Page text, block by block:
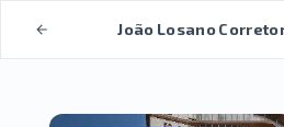
João Losano